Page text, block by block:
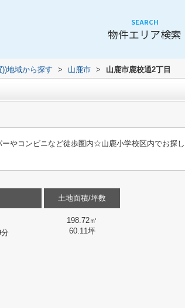
SEARCH
物件エリア検索
))地域から探す > 山鹿市 > 山鹿市鹿校通2丁目
やコンビニなど徒歩圏内☆山鹿小学校区内でお探
土地面積/坪数
198.72㎡
60.11坪